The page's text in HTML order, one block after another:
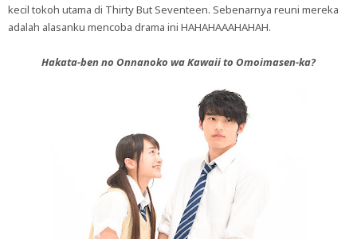
kecil tokoh utama di Thirty But Seventeen. Sebenarnya reuni mereka
adalah alasanku mencoba drama ini HAHAHAAAHAHAH.
Hakata-ben no Onnanoko wa Kawaii to Omoimasen-ka?